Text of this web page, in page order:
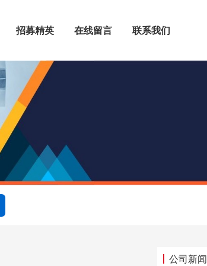
招募精英 在线留言 联系我们
公司新闻